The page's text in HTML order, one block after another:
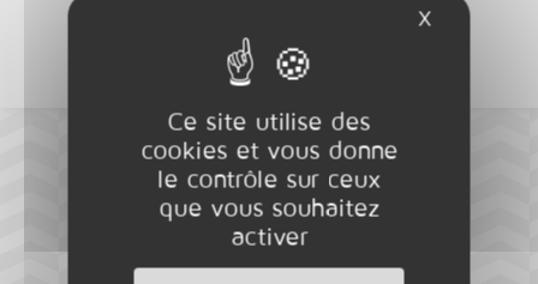
Ce site utilise des
cookies et vous donne
le contrôle sur ceux
que vous souhaitez
activer
X Masquer